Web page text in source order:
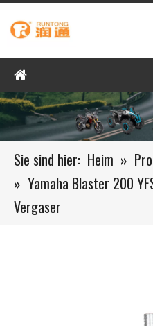
Sie sind hier: Heim »
» Yamaha Blaster 200
Vergaser